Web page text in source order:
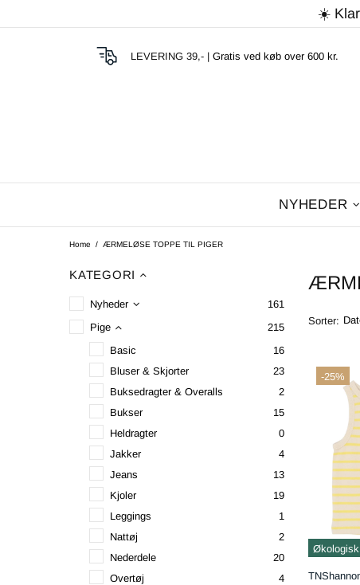
☀️ Klar
LEVERING 39,- | Gratis ved køb over 600 kr.
NYHEDER
Home ÆRMELØSE TOPPE TIL PIGER
KATEGORI
Nyheder
161
Pige
215
Basic
16
Bluser & Skjorter
23
Buksedragter & Overalls
2
Bukser
15
Heldragter
0
Jakker
4
Jeans
13
Kjoler
19
Leggings
1
Nattøj
2
Nederdele
20
Overtøj
4
Sorter:
-25%